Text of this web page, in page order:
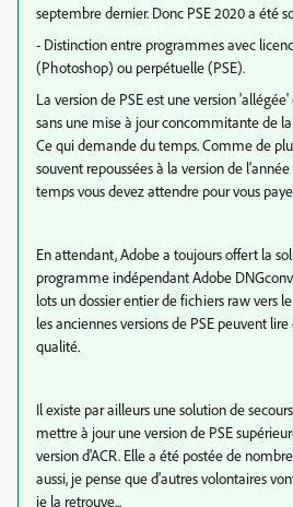
septembre dernier. Donc PSE 2020 a été
- Distinction entre programmes avec
(Photoshop) ou perpétuelle (PSE).
La version de PSE est une version
sans une mise à jour concommitante de
Ce qui demande du temps. Comme de
souvent repoussées à la version de
temps vous devez attendre pour vous
En attendant, Adobe a toujours offert la
programme indépendant Adobe
lots un dossier entier de fichiers raw vers
les anciennes versions de PSE peuvent
qualité.
Il existe par ailleurs une solution de
mettre à jour une version de PSE
version d'ACR. Elle a été postée de
aussi, je pense que d'autres volontaires
je la retrouve...